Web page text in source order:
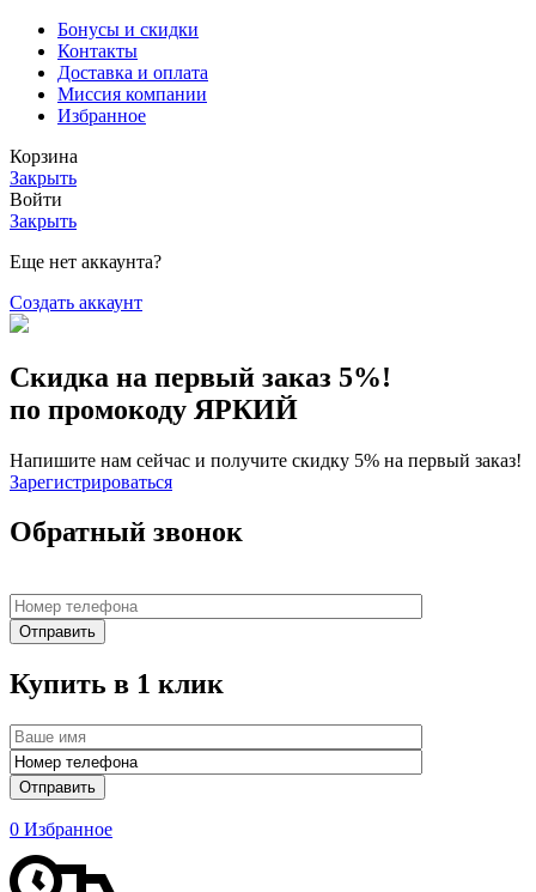
Бонусы и скидки
Контакты
Доставка и оплата
Миссия компании
Избранное
Корзина
Закрыть
Войти
Закрыть
Еще нет аккаунта?
Создать аккаунт
Скидка на первый заказ 5%!
по промокоду ЯРКИЙ
Напишите нам сейчас и получите скидку 5% на первый заказ!
Зарегистрироваться
Обратный звонок
Купить в 1 клик
0 Избранное